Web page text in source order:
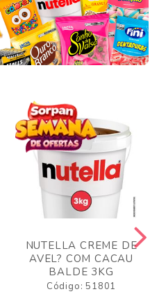
NUTELLA CREME DE
AVEL? COM CACAU
BALDE 3KG
Código: 51801